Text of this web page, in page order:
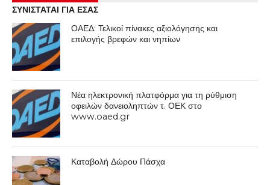
ΣΥΝΙΣΤΑΤΑΙ ΓΙΑ ΕΣΑΣ
ΟΑΕΔ: Τελικοί πίνακες αξιολόγησης και
επιλογής βρεφών και νηπίων
Νέα ηλεκτρονική πλατφόρμα για τη ρύθμιση
οφειλών δανειοληπτών τ. ΟΕΚ στο
www.oaed.gr
Καταβολή Δώρου Πάσχα